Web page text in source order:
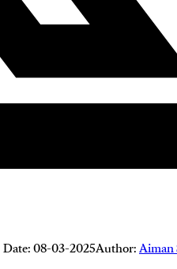
Date: 08-03-2025Author: